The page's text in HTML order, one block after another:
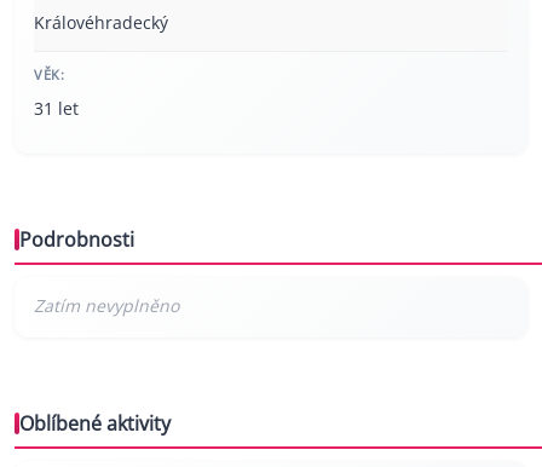
Královéhradecký
VĚK:
31 let
Podrobnosti
Oblíbené aktivity